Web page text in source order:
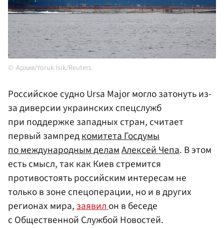
Архив/Yoruk Isik/Reuters
Российское судно Ursa Major могло затонуть из-
за диверсии украинских спецслужб
при поддержке западных стран, считает
первый зампредкомитета Госдумы
по международным деламАлексей Чепа. В этом
есть смысл, так как Киев стремится
противостоять российским интересам не
только в зоне спецоперации, но и в других
регионах мира,заявилон в беседе
с Общественной Службой Новостей.